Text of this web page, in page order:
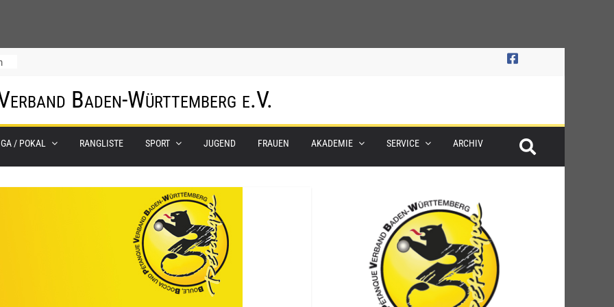
Baden-Württemberg e.V.
/ POKAL RANGLISTE SPORT JUGEND FRAUEN AKADEMIE SERVICE ARCHIV